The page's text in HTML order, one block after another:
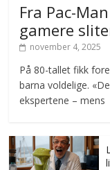
Fra Pac-
gamere
november 4, 2025
På 80-tallet fikk
barna voldelige.
ekspertene – mens